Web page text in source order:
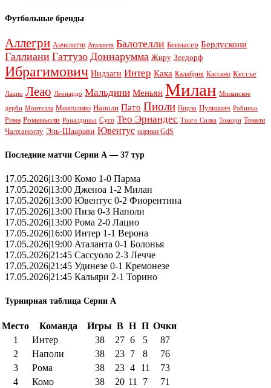
Футбольные бренды
Аллегри Анчелотти Аталанта Балотелли Беннасер Берлускони
Галлиани Гаттузо Доннарумма Жиру Зеедорф
Ибрагимович Индзаги Интер Кака Калабрия Кассано Кессье
Лацио Леао Леонардо Мальдини Меньян Милан Миланское
дерби Монтелла Монтоливо Наполи Пато Пиоли Пирло Пулишич Робиньо
Рома Романьоли Роналдиньо Сусо Тео Эрнандес Тиаго Силва Томори Тонали
Чалханоглу Эль-Шаарави Ювентус оценки GdS
Последние матчи Серии А — 37 тур
17.05.2026|13:00 Комо 1-0 Парма
17.05.2026|13:00 Дженоа 1-2 Милан
17.05.2026|13:00 Ювентус 0-2 Фиорентина
17.05.2026|13:00 Пиза 0-3 Наполи
17.05.2026|13:00 Рома 2-0 Лацио
17.05.2026|16:00 Интер 1-1 Верона
17.05.2026|19:00 Аталанта 0-1 Болонья
17.05.2026|21:45 Сассуоло 2-3 Лечче
17.05.2026|21:45 Удинезе 0-1 Кремонезе
17.05.2026|21:45 Кальяри 2-1 Торино
Турнирная таблица Серии А
Место Команда Игры В Н П Очки
1
Интер 38 27 6 5
87
2
Наполи 38 23 7 8
76
3
Рома 38 23 4 11
73
4
Комо 38 20 11 7
71